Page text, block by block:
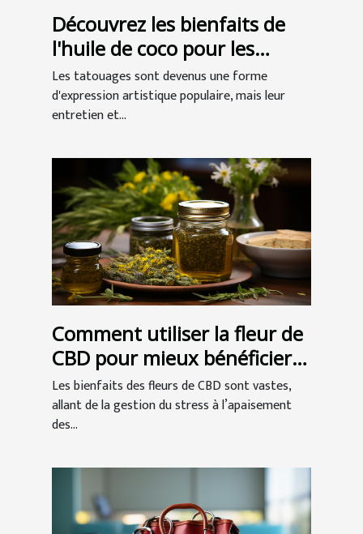
Découvrez les bienfaits de
l'huile de coco pour les
tatouages
Les tatouages sont devenus une forme
d'expression artistique populaire, mais leur
entretien et...
Comment utiliser la fleur de
CBD pour mieux bénéficier
de ses vertus ?
Les bienfaits des fleurs de CBD sont vastes,
allant de la gestion du stress à l’apaisement
des...